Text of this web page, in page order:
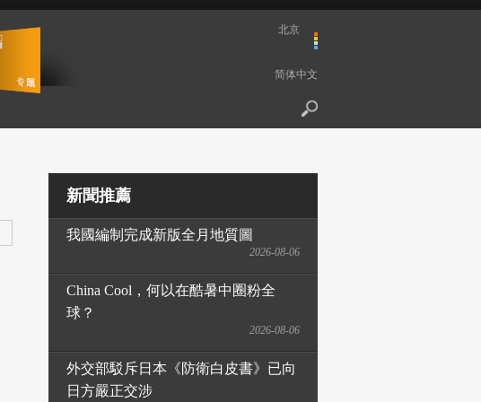
北京
简体中文
新聞推薦
我國編制完成新版全月地質圖
2026-08-06
China Cool，何以在酷暑中圈粉全
球？
2026-08-06
外交部駁斥日本《防衛白皮書》已向
日方嚴正交涉